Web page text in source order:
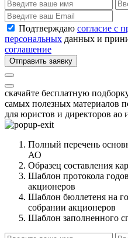
Подтверждаю согласие с
персональных данных и
соглашение
Отправить заявку
скачайте бесплатную
самых полезных материалов
для юристов и директоров ао
Полный перечень
АО
Образец составления
Шаблон протокола
акционеров
Шаблон бюллетеня на
собрании акционеров
Шаблон заполненного